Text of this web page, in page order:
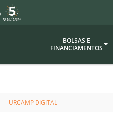
BOLSAS E
FINANCIAMENTOS
(funcionários/professores)
URCAMP DIGITAL